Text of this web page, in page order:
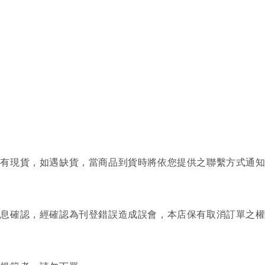
現貨，如遇缺貨，當商品到貨時將依您提供之聯繫方式通
確認，經確認為刊登錯誤造成誤會，本店保有取消訂單之